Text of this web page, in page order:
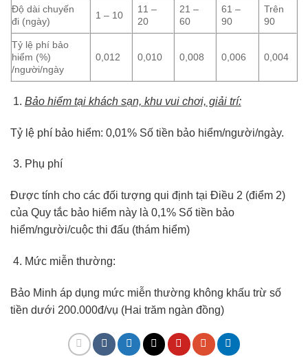
Độ dài chuyến
đi (ngày)
1 – 10
11 –
20
21 –
60
61 –
90
Trên
90
Tỷ lệ phí bảo
hiểm (%)
/người/ngày
0,012 0,010 0,008 0,006 0,004
Bảo hiểm tại khách sạn, khu vui chơi, giải trí:
Tỷ lệ phí bảo hiểm: 0,01% Số tiền bảo hiểm/người/ngày.
Phụ phí
Được tính cho các đối tượng qui định tại Điều 2 (điểm 2)
của Quy tắc bảo hiểm này là 0,1% Số tiền bảo
hiểm/người/cuộc thi đấu (thám hiểm)
Mức miễn thường:
Bảo Minh áp dụng mức miễn thường không khấu trừ số
tiền dưới 200.000đ/vụ (Hai trăm ngàn đồng)